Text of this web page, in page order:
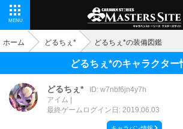
MENU
ホーム どるちぇ* どるちぇ*の装備図鑑
どるちぇ*のキャラクター
どるちぇ* ID: w7nbf6jn4y7h
アイム
最終ゲームログイン日: 2019.06.03